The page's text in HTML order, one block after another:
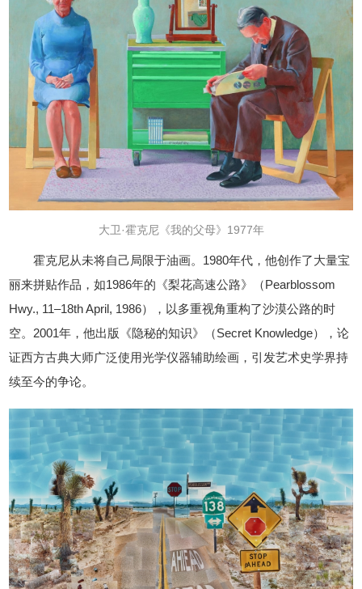
大卫·霍克尼《我的父母》1977年
霍克尼从未将自己局限于油画。1980年代，他创作了大量宝
丽来拼贴作品，如1986年的《梨花高速公路》（Pearblossom
Hwy., 11–18th April, 1986），以多重视角重构了沙漠公路的时
空。2001年，他出版《隐秘的知识》（Secret Knowledge），论
证西方古典大师广泛使用光学仪器辅助绘画，引发艺术史学界持
续至今的争论。